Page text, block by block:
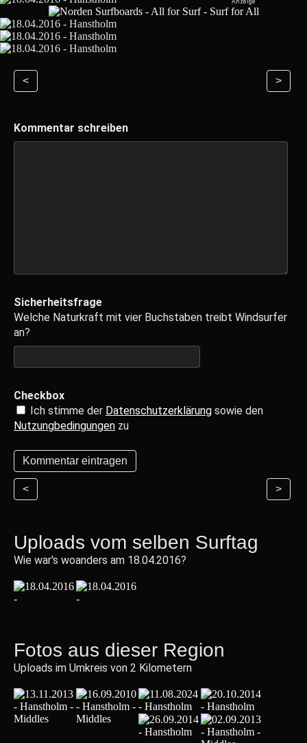
< >
Kommentar schreiben
Sicherheitsfrage
Welche Naturkraft mit vier Buchstaben treibt Windsurfer
an?
Checkbox
Ich stimme der Datenschutzerklärung sowie den
Nutzungbedingungen zu
< >
Uploads vom selben Surftag
Wie war's woanders am 18.04.2016?
Fotos aus dieser Region
Uploads im Umkreis von 2 Kilometern